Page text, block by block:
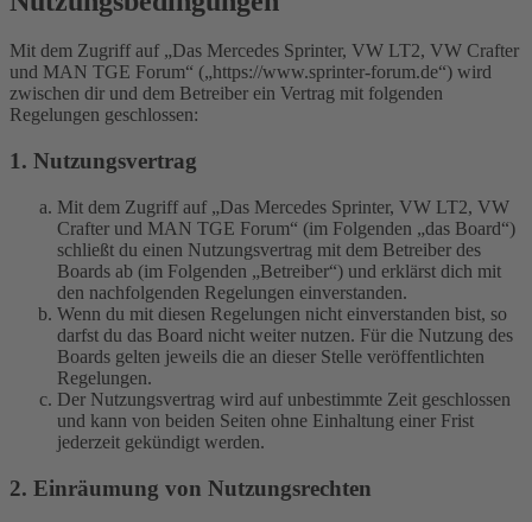
Mit dem Zugriff auf „Das Mercedes Sprinter, VW LT2, VW Crafter
und MAN TGE Forum“ („https://www.sprinter-forum.de“) wird
zwischen dir und dem Betreiber ein Vertrag mit folgenden
Regelungen geschlossen:
1. Nutzungsvertrag
Mit dem Zugriff auf „Das Mercedes Sprinter, VW LT2, VW
Crafter und MAN TGE Forum“ (im Folgenden „das Board“)
schließt du einen Nutzungsvertrag mit dem Betreiber des
Boards ab (im Folgenden „Betreiber“) und erklärst dich mit
den nachfolgenden Regelungen einverstanden.
Wenn du mit diesen Regelungen nicht einverstanden bist, so
darfst du das Board nicht weiter nutzen. Für die Nutzung des
Boards gelten jeweils die an dieser Stelle veröffentlichten
Regelungen.
Der Nutzungsvertrag wird auf unbestimmte Zeit geschlossen
und kann von beiden Seiten ohne Einhaltung einer Frist
jederzeit gekündigt werden.
2. Einräumung von Nutzungsrechten